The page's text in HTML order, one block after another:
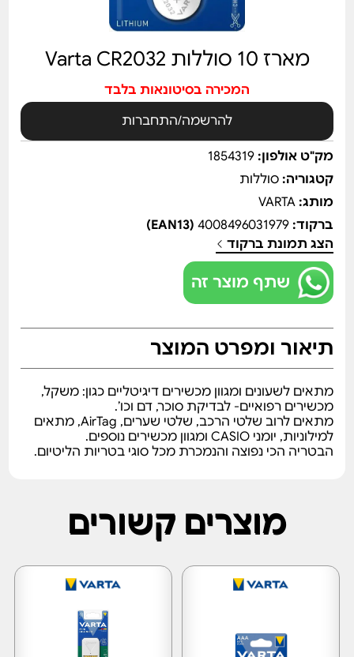
מארז 10 סוללות Varta CR2032
המכירה בסיטונאות בלבד
להרשמה/התחברות
מק"ט אולפון:1854319
קטגוריה:סוללות
מותג:VARTA
ברקוד:4008496031979
(EAN13)
הצג תמונת ברקוד
שתף מוצר זה
תיאור ומפרט המוצר
מתאים לשעונים ומגוון מכשירים דיגיטליים כגון: משקל,
מכשירים רפואיים- לבדיקת סוכר, דם וכו’.
מתאים לרוב שלטי הרכב, שלטי שערים, AirTag, מתאים
למילוניות, יומני CASIO ומגוון מכשירים נוספים.
הבטריה הכי נפוצה והנמכרת מכל סוגי בטריות הליטיום.
מוצרים קשורים